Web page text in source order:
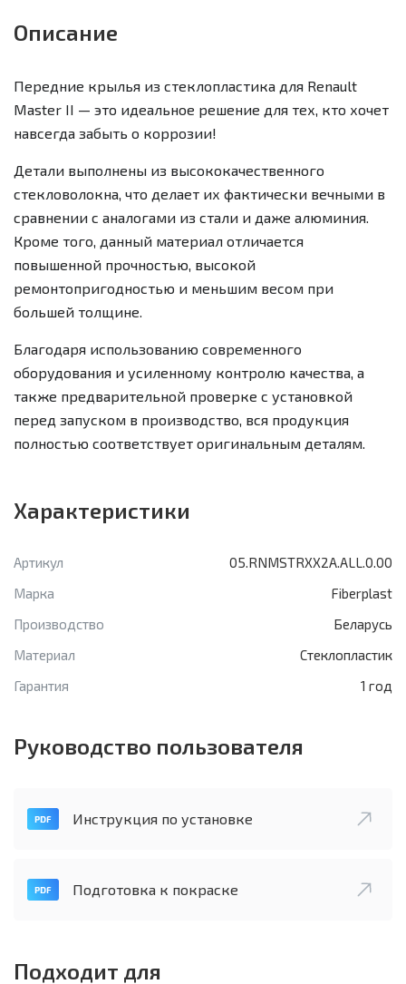
Описание
Передние крылья из стеклопластика для Renault
Master II — это идеальное решение для тех, кто хочет
навсегда забыть о коррозии!
Детали выполнены из высококачественного
стекловолокна, что делает их фактически вечными в
сравнении с аналогами из стали и даже алюминия.
Кроме того, данный материал отличается
повышенной прочностью, высокой
ремонтопригодностью и меньшим весом при
большей толщине.
Благодаря использованию современного
оборудования и усиленному контролю качества, а
также предварительной проверке с установкой
перед запуском в производство, вся продукция
полностью соответствует оригинальным деталям.
Характеристики
Артикул
05.RNMSTRXX2A.ALL.0.00
Марка
Fiberplast
Производство
Беларусь
Материал
Стеклопластик
Гарантия
1 год
Руководство пользователя
Инструкция по установке
Подготовка к покраске
Подходит для